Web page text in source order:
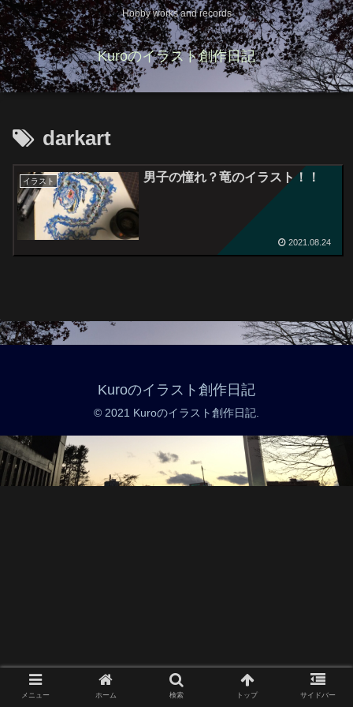
Hobby works and records
Kuroのイラスト創作日記
darkart
イラスト 男子の憧れ？竜のイラスト！！
2021.08.24
Kuroのイラスト創作日記
© 2021 Kuroのイラスト創作日記.
メニュー ホーム 検索 トップ サイドバー